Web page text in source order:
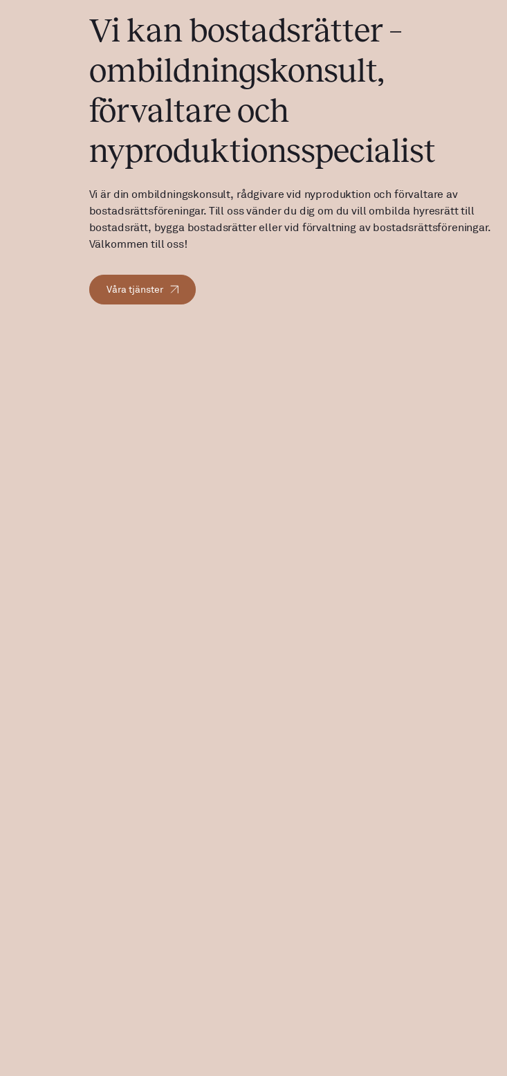
Ombildning till bostadsrätt
Nyproduktion
Ekonomisk förvaltning
Jag vill
ombilda
Kundservice Kundportal
Vi kan bostadsrätter –
ombildningskonsult,
förvaltare och
nyproduktionsspecialist
Vi är din ombildningskonsult, rådgivare vid nyproduktion och förvaltare av
bostadsrättsföreningar. Till oss vänder du dig om du vill ombilda hyresrätt till
bostadsrätt, bygga bostadsrätter eller vid förvaltning av bostadsrättsföreningar.
Välkommen till oss!
Våra tjänster